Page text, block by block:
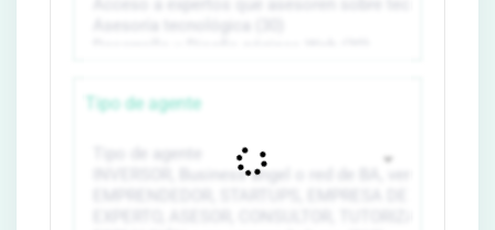
Tipo de agente